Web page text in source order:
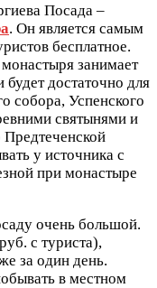
Посада –
. Он является самым
бесплатное.
занимает
достаточно для
собора, Успенского
святынями и
у источника с
при монастыре
очень большой.
с туриста),
за один день.
в местном